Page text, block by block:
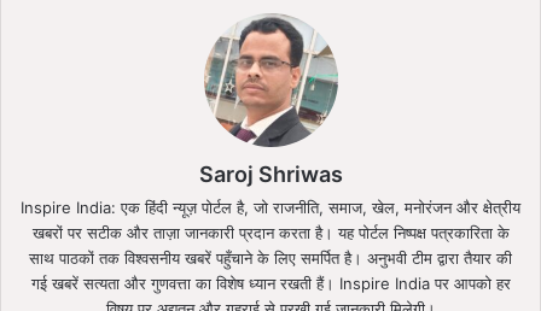
Saroj Shriwas
Inspire India: एक हिंदी न्यूज़ पोर्टल है, जो राजनीति, समाज, खेल, मनोरंजन और क्षेत्रीय
खबरों पर सटीक और ताज़ा जानकारी प्रदान करता है। यह पोर्टल निष्पक्ष पत्रकारिता के
साथ पाठकों तक विश्वसनीय खबरें पहुँचाने के लिए समर्पित है। अनुभवी टीम द्वारा तैयार की
गई खबरें सत्यता और गुणवत्ता का विशेष ध्यान रखती हैं। Inspire India पर आपको हर